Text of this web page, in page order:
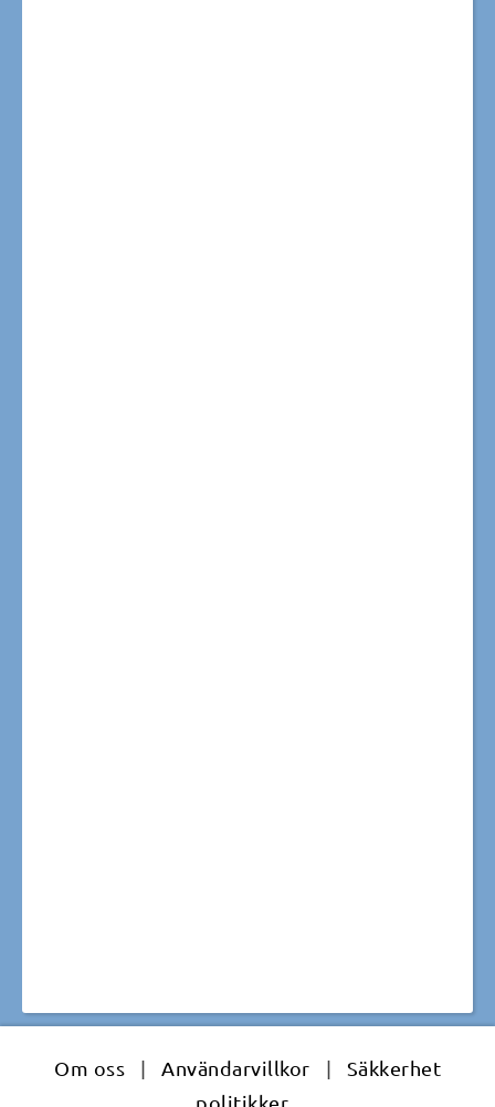
Om oss | Användarvillkor |
Säkkerhet
politikker